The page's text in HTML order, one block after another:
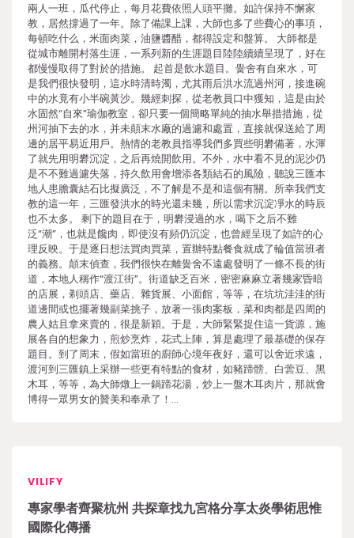
兩人一班，瓜代停止，每月花費依照人頭平攤。如許保持不懈家
教，居然撐過了一年。除了備課上課，大師也多了些費心的事項，
每頓吃什么，米面肉菜，油鹽醬醋，都得設定和盤算。 大師都是
從城市離開村落生涯，一系列新的生涯題目陸陸續續呈現了，好在
都慢慢取得了對於的措施。 起首是飲水題目。黌舍有自來水，可
是我們很快發明，這水時清時濁，尤其雨后洪水流過州河，接進碗
中的水竟有小半碗黃沙。幾經刺探，從老教員口中獲知，這是由於
水固然“自來”瑜伽教室，卻只要一個簡略單純的抽水舉措措施，從
州河抽下去的水，并未顛末水廠的過濾和處置，直接就保送給了周
邊的居平易近用戶。熱情的老教員指導我們多買些明礬備著，水渾
了就先用明礬沉淀，之后再燒開飲用。不外，水中看不見的泥沙仍
是不不難過濾失落，持久飲用會增添各類結石的風險，聽說三匯本
地人患膽囊結石比擬廣泛，不了解是不是和這個有關。所幸我們支
教的這一年，三匯發洪水的時光還未幾，所以需求沉淀凈水的時辰
也不太多。 剩下的題目在于，明礬浸過的水，喝下之后不難
泛“潮”，也就是饞肉，即使沒有頻仍沉淀，也曾經呈現了如許的心
理反映。于是逐日想法買肉買菜，置辦特點餐食就成了輪值當班者
的義務。顛末偵查，我們很快在離黌舍不遠處發明了一條不長的街
道，本地人稱作“渡江街”。街道缺乏百米，密密麻麻立著幾家昏暗
的店展，剃頭店、藥店、雜貨展、小面館，等等，在坑坑洼洼的街
道邊間或也擺著幾副菜挑子，放著一張肉案板，菜和肉都是四周的
農人姑且拿來賣的，很是新穎。于是，大師緊緊捉住這一貨源，施
展各自的想象力，煎炒烹炸，花式上陣，算是處理了最基礎的保存
題目。到了周末，假如當班的廚師心境年夜好，還可以舍近求遠，
渡河到三匯鎮上采辦一些更有特點的食材，如豬蹄髈、白蕓豆、黑
木耳，等等，為大師燉上一鍋蹄花湯，炒上一盤木耳肉片，那就會
博得一眾男女的贊美和奉承了！…
VILIFY
專家學者齊聚杭州 共探章找九宮格分享太炎學術思惟
國際化傳播